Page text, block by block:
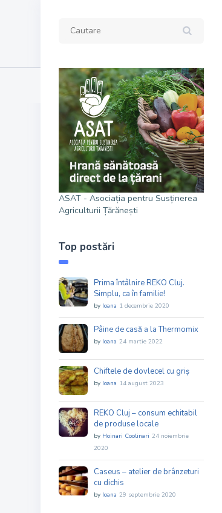
ASAT - Asociația pentru Susținerea
Agriculturii Țărănești
Top postări
Prima întâlnire REKO Cluj.
Simplu, ca în familie!
by Ioana 1 decembrie 2020
Pâine de casă a la Thermomix
by Ioana 24 martie 2022
Chiftele de dovlecel cu griș
by Ioana 14 august 2023
REKO Cluj – consum echitabil
de produse locale
by Hoinari Coolinari 24 noiembrie
2020
Caseus – atelier de brânzeturi
cu dichis
by Ioana 29 septembrie 2020